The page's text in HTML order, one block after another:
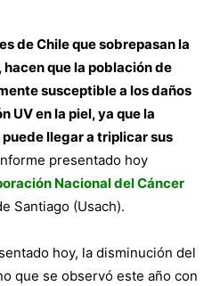
de Chile que sobrepasan la
que la población de
susceptible a los daños
UV en la piel, ya que la
llegar a triplicar sus
presentado hoy
Nacional del Cáncer
Santiago (Usach).
hoy, la disminución del
que se observó este año con